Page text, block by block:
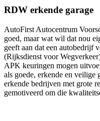
RDW erkende garage
AutoFirst Autocentrum
goed, maar wat wil dat nou
geeft aan dat een autobedrijf
(Rijksdienst voor
APK keuringen mogen
als goede, erkende en
erkende bedrijven met grote
gemotiveerd om die